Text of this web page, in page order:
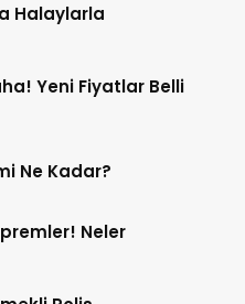
Halaylarla
Yeni Fiyatlar Belli
Ne Kadar?
Neler